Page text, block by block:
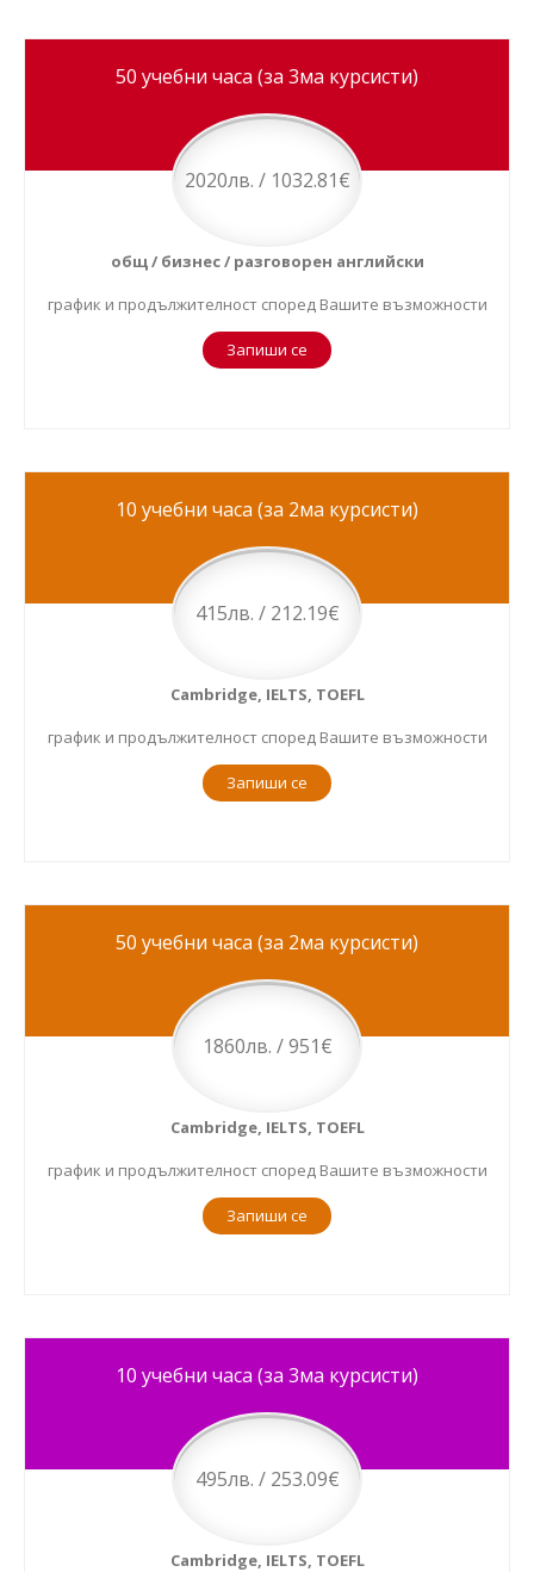
50 учебни часа (за 3ма курсисти)
2020лв. / 1032.81€
общ / бизнес / разговорен английски
график и продължителност според Вашите възможности
Запиши се
10 учебни часа (за 2ма курсисти)
415лв. / 212.19€
Cambridge, IELTS, TOEFL
график и продължителност според Вашите възможности
Запиши се
50 учебни часа (за 2ма курсисти)
1860лв. / 951€
Cambridge, IELTS, TOEFL
график и продължителност според Вашите възможности
Запиши се
10 учебни часа (за 3ма курсисти)
495лв. / 253.09€
Cambridge, IELTS, TOEFL